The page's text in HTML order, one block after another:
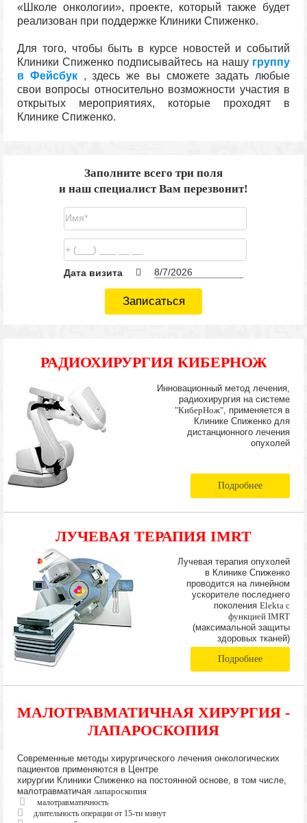
«Школе онкологии», проекте, который также будет
реализован при поддержке Клиники Спиженко.
Для того, чтобы быть в курсе новостей и событий
Клиники Спиженко подписывайтесь на нашу группу
в Фейсбук, здесь же вы сможете задать любые
свои вопросы относительно возможности участия в
открытых мероприятиях, которые проходят в
Клинике Спиженко.
Заполните всего три поля
и наш специалист Вам перезвонит!
Дата визита
Записаться
РАДИОХИРУРГИЯ КИБЕРНОЖ
Инновационный метод лечения,
радиохирургия на системе
"КиберНож" , применяется в
Клинике Спиженко для
дистанционного лечения
опухолей
Подробнее
ЛУЧЕВАЯ ТЕРАПИЯ IMRT
Лучевая терапия опухолей
в Клинике Спиженко
проводится на линейном
ускорителе последнего
поколения Elekta с
функцией IMRT
(максимальной защиты
здоровых тканей)
Подробнее
МАЛОТРАВМАТИЧНАЯ ХИРУРГИЯ -
ЛАПАРОСКОПИЯ
Современные методы хирургического лечения онкологических
пациентов применяются в Центре
хирургии Клиники Спиженко на постоянной основе, в том числе,
малотравматичая лапароскопия
малотравматичность
длительность операции от 15-ти минут